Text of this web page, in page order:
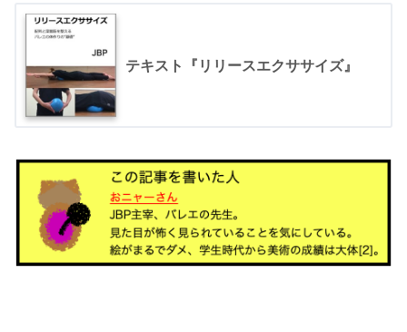
テキスト『リリースエクササイズ』